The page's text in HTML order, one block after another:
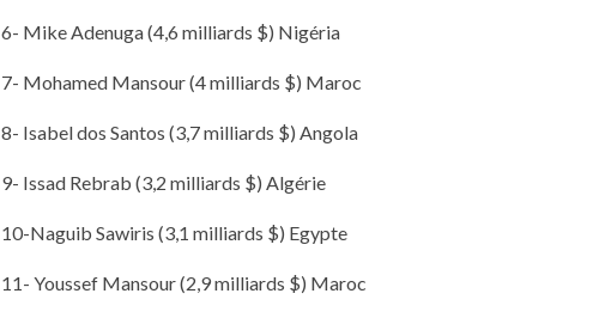
6- Mike Adenuga (4,6 milliards $) Nigéria
7- Mohamed Mansour (4 milliards $) Maroc
8- Isabel dos Santos (3,7 milliards $) Angola
9- Issad Rebrab (3,2 milliards $) Algérie
10-Naguib Sawiris (3,1 milliards $) Egypte
11- Youssef Mansour (2,9 milliards $) Maroc